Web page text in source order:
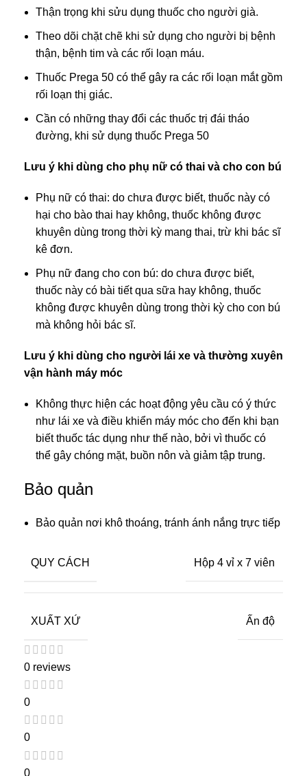
Thận trọng khi sửu dụng thuốc cho người già.
Theo dõi chặt chẽ khi sử dụng cho người bị bệnh
thận, bệnh tim và các rối loạn máu.
Thuốc Prega 50 có thể gây ra các rối loạn mắt gồm
rối loạn thị giác.
Cần có những thay đổi các thuốc trị đái tháo
đường, khi sử dụng thuốc Prega 50
Lưu ý khi dùng cho phụ nữ có thai và cho con bú
Phụ nữ có thai: do chưa được biết, thuốc này có
hại cho bào thai hay không, thuốc không được
khuyên dùng trong thời kỳ mang thai, trừ khi bác sĩ
kê đơn.
Phụ nữ đang cho con bú: do chưa được biết,
thuốc này có bài tiết qua sữa hay không, thuốc
không được khuyên dùng trong thời kỳ cho con bú
mà không hỏi bác sĩ.
Lưu ý khi dùng cho người lái xe và thường xuyên
vận hành máy móc
Không thực hiện các hoạt động yêu cầu có ý thức
như lái xe và điều khiển máy móc cho đến khi bạn
biết thuốc tác dụng như thế nào, bởi vì thuốc có
thể gây chóng mặt, buồn nôn và giảm tập trung.
Bảo quản
Bảo quản nơi khô thoáng, tránh ánh nắng trực tiếp
QUY CÁCH Hộp 4 vỉ x 7 viên
XUẤT XỨ Ấn độ
0 reviews
0
0
0